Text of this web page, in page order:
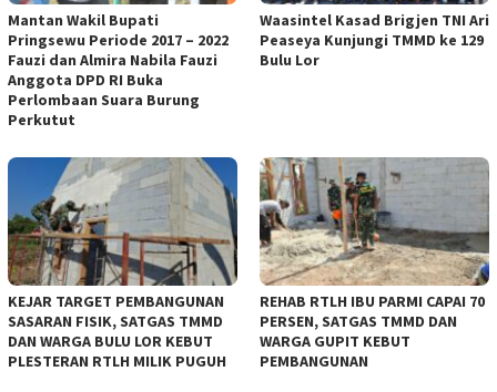
Mantan Wakil Bupati
Pringsewu Periode 2017 – 2022
Fauzi dan Almira Nabila Fauzi
Anggota DPD RI Buka
Perlombaan Suara Burung
Perkutut
Waasintel Kasad Brigjen TNI Ari
Peaseya Kunjungi TMMD ke 129
Bulu Lor
KEJAR TARGET PEMBANGUNAN
SASARAN FISIK, SATGAS TMMD
DAN WARGA BULU LOR KEBUT
PLESTERAN RTLH MILIK PUGUH
REHAB RTLH IBU PARMI CAPAI 70
PERSEN, SATGAS TMMD DAN
WARGA GUPIT KEBUT
PEMBANGUNAN